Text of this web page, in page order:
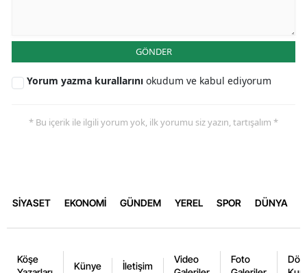
GÖNDER
Yorum yazma kurallarını okudum ve kabul ediyorum
* Bu içerik ile ilgili yorum yok, ilk yorumu siz yazın, tartışalım *
SİYASET EKONOMİ GÜNDEM YEREL SPOR DÜNYA
Köşe
Künye İletişim
Video
Foto